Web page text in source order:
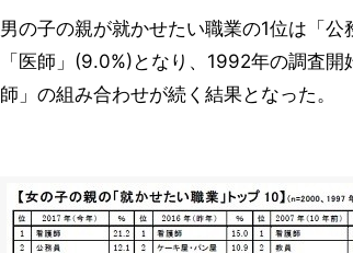
男の子の親が就かせたい職業の1位は「
「医師」(9.0%)となり、1992年の調査
師」の組み合わせが続く結果となった。